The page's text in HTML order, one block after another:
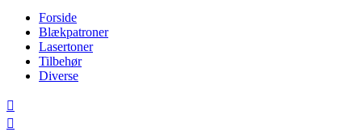
Forside
Blækpatroner
Lasertoner
Tilbehør
Diverse

